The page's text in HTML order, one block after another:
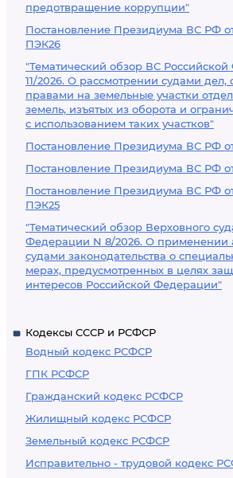
предотвращение коррупции"
Постановление Президиума ВС РФ
ПЭК26
"Тематический обзор ВС
11/2026. О рассмотрении судами дел,
правами на земельные участки
земель, изъятых из оборота и
с использованием таких участков"
Постановление Президиума ВС РФ от
Постановление Президиума ВС РФ от
Постановление Президиума ВС РФ от
ПЭК25
"Тематический обзор Верховного
Федерации N 8/2026. О применении
судами законодательства о
мерах, предусмотренных в целях
интересов Российской Федерации"
Кодексы СССР и РСФСР
Водный кодекс РСФСР
ГПК РСФСР
Гражданский кодекс РСФСР
Жилищный кодекс РСФСР
Земельный кодекс РСФСР
Исправительно - трудовой кодекс